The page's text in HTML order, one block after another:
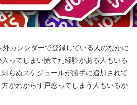
カレンダーで登録している人のなかに
ってしまい慌てた経験がある人もいる
らぬスケジュールが勝手に追加されて
がわからず戸惑ってしまう人もいるか